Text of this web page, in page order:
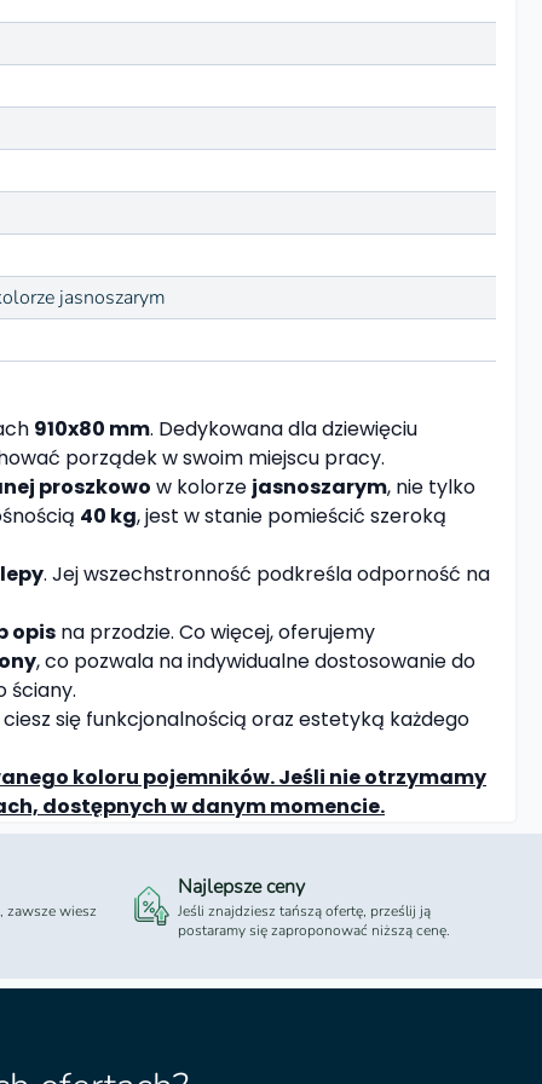
jasnoszarym
910x80 mm. Dedykowana dla dziewięciu
porządek w swoim miejscu pracy.
proszkowo w kolorze jasnoszarym, nie tylko
40 kg, jest w stanie pomieścić szeroką
. Jej wszechstronność podkreśla odporność na
opis na przodzie. Co więcej, oferujemy
, co pozwala na indywidualne dostosowanie do
ściany.
się funkcjonalnością oraz estetyką każdego
koloru pojemników. Jeśli nie otrzymamy
dostępnych w danym momencie.
zawsze wiesz
Najlepsze ceny
Jeśli znajdziesz tańszą ofertę, prześlij ją
postaramy się zaproponować niższą cenę.